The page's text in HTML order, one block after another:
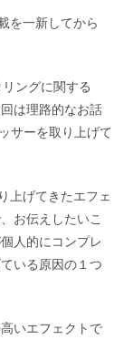
を一新してから
ングに関する
は理路的なお話
サーを取り上げて
上げてきたエフェ
お伝えしたいこ
人的にコンプレ
いる原因の１つ
いエフェクトで